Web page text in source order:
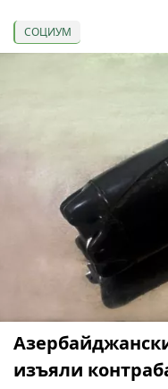
СОЦИУМ
изъяли